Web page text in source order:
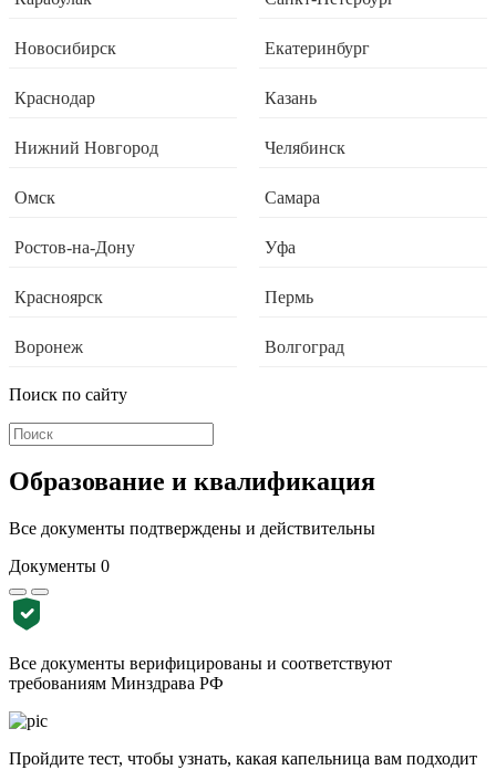
Новосибирск Екатеринбург
Краснодар Казань
Нижний Новгород Челябинск
Омск Самара
Ростов-на-Дону Уфа
Красноярск Пермь
Воронеж Волгоград
Поиск по сайту
Образование и квалификация
Все документы подтверждены и действительны
Документы 0
Все документы верифицированы и соответствуют
требованиям Минздрава РФ
Пройдите тест, чтобы узнать, какая капельница вам подходит